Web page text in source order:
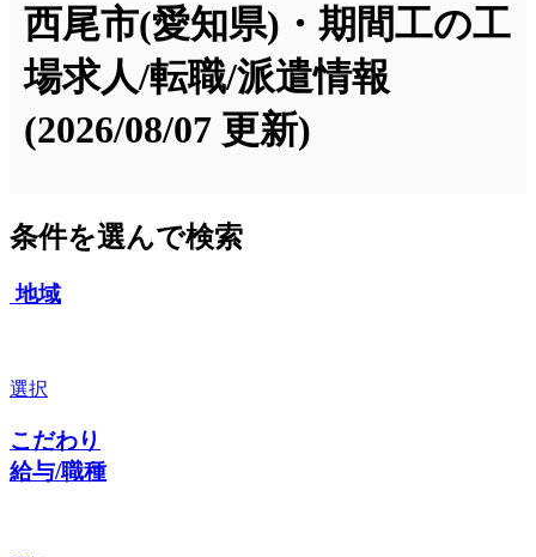
西尾市(愛知県)・期間工の工
場求人/転職/派遣情報
(2026/08/07 更新)
条件を選んで検索
地域
選択
こだわり
給与/職種